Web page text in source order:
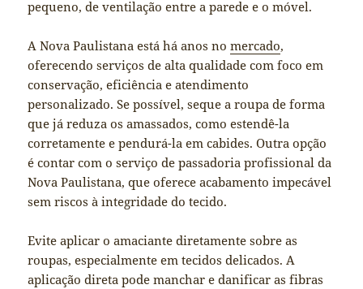
pequeno, de ventilação entre a parede e o móvel.
A Nova Paulistana está há anos nomercado,
oferecendo serviços de alta qualidade com foco em
conservação, eficiência e atendimento
personalizado. Se possível, seque a roupa de forma
que já reduza os amassados, como estendê-la
corretamente e pendurá-la em cabides. Outra opção
é contar com o serviço de passadoria profissional da
Nova Paulistana, que oferece acabamento impecável
sem riscos à integridade do tecido.
Evite aplicar o amaciante diretamente sobre as
roupas, especialmente em tecidos delicados. A
aplicação direta pode manchar e danificar as fibras